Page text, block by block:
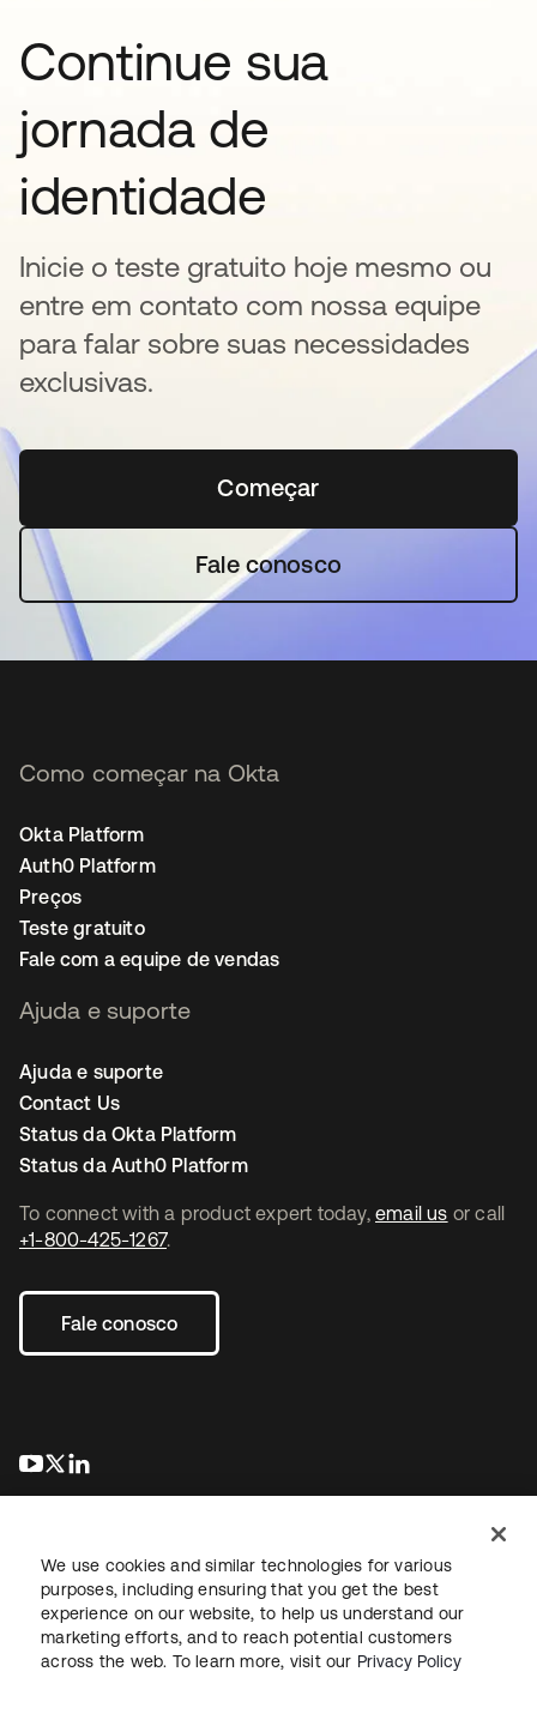
Continue sua
jornada de
identidade
Inicie o teste gratuito hoje mesmo ou
entre em contato com nossa equipe
para falar sobre suas necessidades
exclusivas.
Começarabre em uma nova guia
Fale conosco
To connect with a product expert today, email us or call
+1-800-425-1267.
Fale conosco
abre em uma nova guia
abre em uma nova guia
Como começar na Okta
Okta Platform
Auth0 Platform
Preços
Teste gratuito
Fale com a equipe de vendas
Ajuda e suporte
Ajuda e suporte
Contact Us
Status da Okta Platform
Status da Auth0 Platform
JurídicoPolítica de privacidadeTermos do siteSegurança
Mapa do sitePreferências de cookies
We use cookies and similar technologies for various
purposes, including ensuring that you get the best
experience on our website, to help us understand our
marketing efforts, and to reach potential customers
across the web. To learn more, visit our Privacy Policy